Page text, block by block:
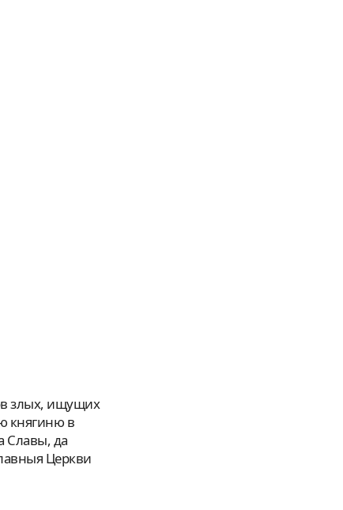
княгиню в
Славы, да
Церкви